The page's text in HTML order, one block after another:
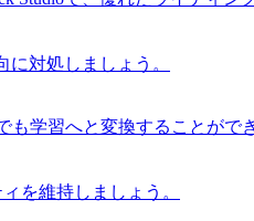
対処しましょう。
学習へと変換することがで
を維持しましょう。